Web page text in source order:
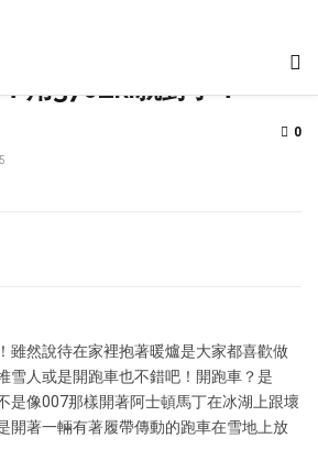
用370Zki就對了！
0
雖然說待在家裡抱著暖爐是大家都喜歡做
雪人或是開跑車也不錯吧！開跑車？是
是像007那樣開著阿士頓馬丁在冰湖上跟壞
開著一輛有著履帶傳動的跑車在雪地上放